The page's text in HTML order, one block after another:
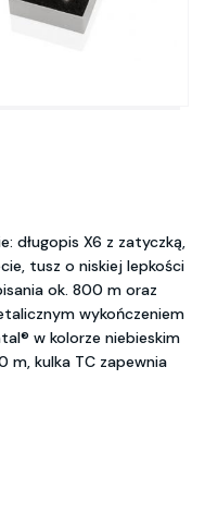
długopis X6 z zatyczką,
tusz o niskiej lepkości
ok. 800 m oraz
wykończeniem
w kolorze niebieskim
m, kulka TC zapewnia